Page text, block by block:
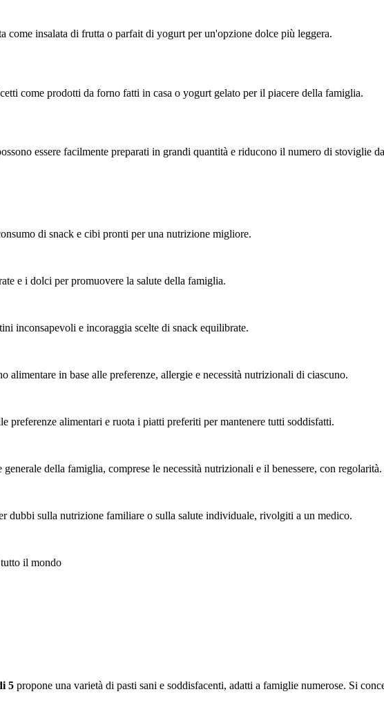
come insalata di frutta o parfait di yogurt per un'opzione dolce più leggera.
come prodotti da forno fatti in casa o yogurt gelato per il piacere della famiglia.
essere facilmente preparati in grandi quantità e riducono il numero di stoviglie
di snack e cibi pronti per una nutrizione migliore.
e i dolci per promuovere la salute della famiglia.
inconsapevoli e incoraggia scelte di snack equilibrate.
alimentare in base alle preferenze, allergie e necessità nutrizionali di ciascuno.
preferenze alimentari e ruota i piatti preferiti per mantenere tutti soddisfatti.
della famiglia, comprese le necessità nutrizionali e il benessere, con regolarità.
dubbi sulla nutrizione familiare o sulla salute individuale, rivolgiti a un medico.
il mondo
5 propone una varietà di pasti sani e soddisfacenti, adatti a famiglie numerose. Si